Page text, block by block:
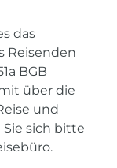
das
Reisenden
BGB
über die
und
Sie sich bitte